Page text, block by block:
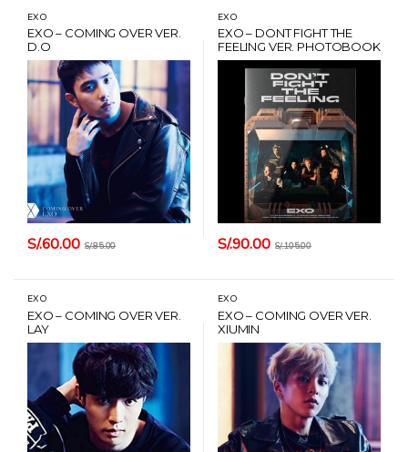
EXO
EXO – COMING OVER VER.
D.O
S/.60.00 S/.85.00
EXO
EXO – DONT FIGHT THE
FEELING VER. PHOTOBOOK
VER. 2 + POSTER + CARD
HANTEO
S/.90.00 S/.105.00
EXO
EXO – COMING OVER VER.
LAY
EXO
EXO – COMING OVER VER.
XIUMIN